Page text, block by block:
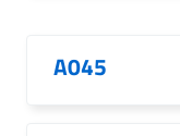
A045